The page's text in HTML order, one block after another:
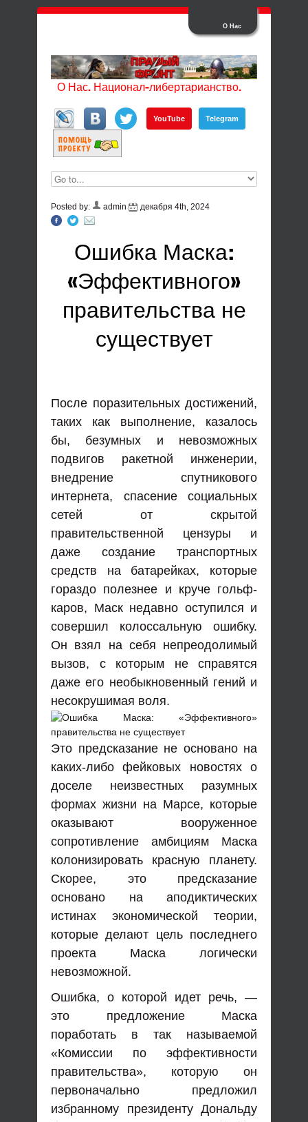
О Нас
О Нас. Национал-либертарианство.
YouTube Telegram
Posted by: admin декабря 4th, 2024
Ошибка Маска:
«Эффективного»
правительства не
существует
После поразительных достижений,
таких как выполнение, казалось
бы, безумных и невозможных
подвигов ракетной инженерии,
внедрение спутникового
интернета, спасение социальных
сетей от скрытой
правительственной цензуры и
даже создание транспортных
средств на батарейках, которые
гораздо полезнее и круче гольф-
каров, Маск недавно оступился и
совершил колоссальную ошибку.
Он взял на себя непреодолимый
вызов, с которым не справятся
даже его необыкновенный гений и
несокрушимая воля.
Это предсказание не основано на
каких-либо фейковых новостях о
доселе неизвестных разумных
формах жизни на Марсе, которые
оказывают вооруженное
сопротивление амбициям Маска
колонизировать красную планету.
Скорее, это предсказание
основано на аподиктических
истинах экономической теории,
которые делают цель последнего
проекта Маска логически
невозможной.
Ошибка, о которой идет речь, —
это предложение Маска
поработать в так называемой
«Комиссии по эффективности
правительства», которую он
первоначально предложил
избранному президенту Дональду